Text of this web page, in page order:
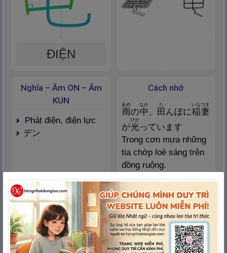
12
ĐIỆN
Cách nhớ
雨
あめ
の中
なか
、 田
た
んぼに稲妻
いなづま
が光
ひか
っています
Trong cơn mưa những
tia chớp loé sáng trên
đồng ruộng.
Nghĩa – Âm ON – Âm
KUN
phát điện, điện lực
デン
Ví dụ 1
電気
Nghĩa: Không khí, khí chất; khí
でんき
: Điện
電車
でんしゃ
: Tàu điện
でんわ
Ví dụ 2
電子
でんし
: Điện tử
電池
でんち
: Pin
ていでん